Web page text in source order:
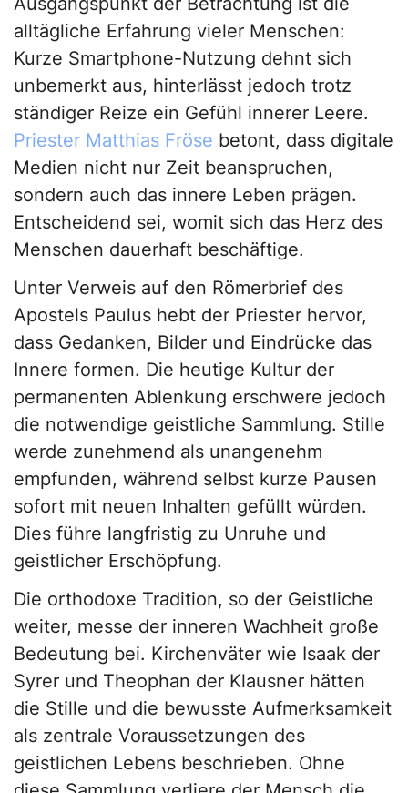
alltägliche Erfahrung vieler Menschen:
Kurze Smartphone-Nutzung dehnt sich
unbemerkt aus, hinterlässt jedoch trotz
ständiger Reize ein Gefühl innerer Leere.
Priester Matthias Fröse betont, dass digitale
Medien nicht nur Zeit beanspruchen,
sondern auch das innere Leben prägen.
Entscheidend sei, womit sich das Herz des
Menschen dauerhaft beschäftige.
Unter Verweis auf den Römerbrief des
Apostels Paulus hebt der Priester hervor,
dass Gedanken, Bilder und Eindrücke das
Innere formen. Die heutige Kultur der
permanenten Ablenkung erschwere jedoch
die notwendige geistliche Sammlung. Stille
werde zunehmend als unangenehm
empfunden, während selbst kurze Pausen
sofort mit neuen Inhalten gefüllt würden.
Dies führe langfristig zu Unruhe und
geistlicher Erschöpfung.
Die orthodoxe Tradition, so der Geistliche
weiter, messe der inneren Wachheit große
Bedeutung bei. Kirchenväter wie Isaak der
Syrer und Theophan der Klausner hätten
die Stille und die bewusste Aufmerksamkeit
als zentrale Voraussetzungen des
geistlichen Lebens beschrieben. Ohne